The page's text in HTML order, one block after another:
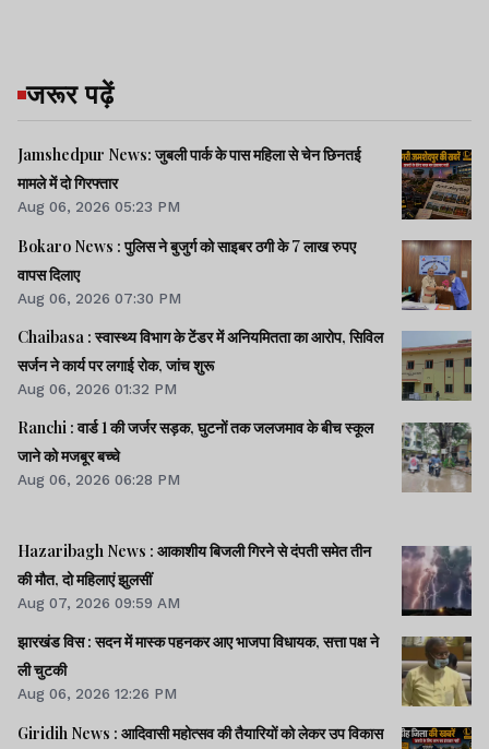
जरूर पढ़ें
Jamshedpur News: जुबली पार्क के पास महिला से चेन छिनतई
मामले में दो गिरफ्तार
Aug 06, 2026 05:23 PM
Bokaro News : पुलिस ने बुजुर्ग को साइबर ठगी के 7 लाख रुपए
वापस दिलाए
Aug 06, 2026 07:30 PM
Chaibasa : स्वास्थ्य विभाग के टेंडर में अनियमितता का आरोप, सिविल
सर्जन ने कार्य पर लगाई रोक, जांच शुरू
Aug 06, 2026 01:32 PM
Ranchi : वार्ड 1 की जर्जर सड़क, घुटनों तक जलजमाव के बीच स्कूल
जाने को मजबूर बच्चे
Aug 06, 2026 06:28 PM
Hazaribagh News : आकाशीय बिजली गिरने से दंपती समेत तीन
की मौत, दो महिलाएं झुलसीं
Aug 07, 2026 09:59 AM
झारखंड विस : सदन में मास्क पहनकर आए भाजपा विधायक, सत्ता पक्ष ने
ली चुटकी
Aug 06, 2026 12:26 PM
Giridih News : आदिवासी महोत्सव की तैयारियों को लेकर उप विकास